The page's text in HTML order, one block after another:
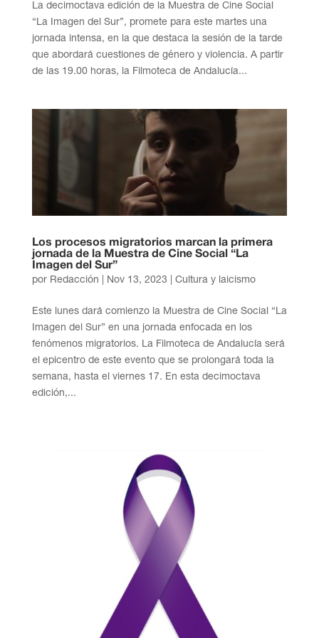
La decimoctava edición de la Muestra de Cine Social
“La Imagen del Sur”, promete para este martes una
jornada intensa, en la que destaca la sesión de la tarde
que abordará cuestiones de género y violencia. A partir
de las 19.00 horas, la Filmoteca de Andalucía...
Los procesos migratorios marcan la primera
jornada de la Muestra de Cine Social “La
Imagen del Sur”
por Redacción Nov 13, 2023 Cultura y laicismo
Este lunes dará comienzo la Muestra de Cine Social “La
Imagen del Sur” en una jornada enfocada en los
fenómenos migratorios. La Filmoteca de Andalucía será
el epicentro de este evento que se prolongará toda la
semana, hasta el viernes 17. En esta decimoctava
edición,...